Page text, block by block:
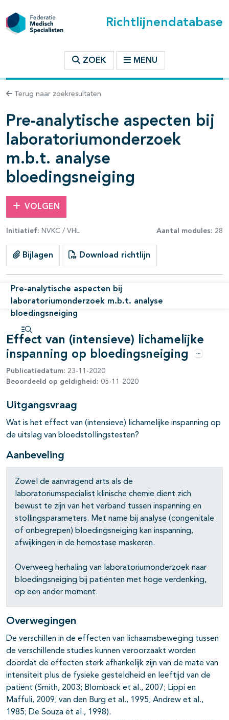
Richtlijnendatabase
ZOEK MENU
Terug naar zoekresultaten
Pre-analytische aspecten bij
laboratoriumonderzoek
m.b.t. analyse
bloedingsneiging
VOLGEN
Initiatief: NVKC / VHL Aantal modules: 28
Bijlagen Download richtlijn
Pre-analytische aspecten bij
laboratoriumonderzoek m.b.t. analyse
bloedingsneiging
Open inhoudsopgave
binnen deze richtlijn
openklappen
open- en dichtklappen
Effect van (intensieve) lichamelijke
inspanning op bloedingsneiging
Opties
Publicatiedatum: 23-11-2020
Beoordeeld op geldigheid: 05-11-2020
Uitgangsvraag
Wat is het effect van (intensieve) lichamelijke inspanning op
de uitslag van bloedstollingstesten?
Aanbeveling
Zowel de aanvragend arts als de
laboratoriumspecialist klinische chemie dient zich
bewust te zijn van het verband tussen inspanning en
stollingsparameters. Met name bij analyse (congenitale
of onbegrepen) bloedingsneiging kan inspanning,
afwijkingen in de hemostase maskeren.
Overweeg herhaling van laboratoriumonderzoek naar
bloedingsneiging bij patiënten met hoge verdenking,
op een ander moment.
Overwegingen
De verschillen in de effecten van lichaamsbeweging tussen
de verschillende studies kunnen veroorzaakt worden
doordat de effecten sterk afhankelijk zijn van de mate van
intensiteit plus de fysieke gesteldheid en leeftijd van de
patiënt (Smith, 2003; Blombäck et al., 2007; Lippi en
Maffuli, 2009; van den Burg et al., 1995; Andrew et al.,
1985; De Souza et al., 1998).